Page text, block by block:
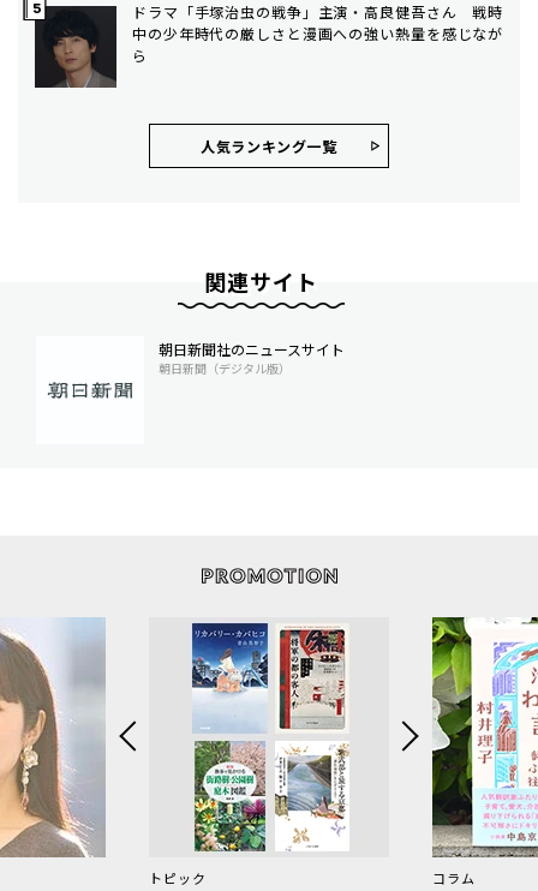
ドラマ「手塚治虫の戦争」主演・高良健吾さん 戦時
中の少年時代の厳しさと漫画への強い熱量を感じなが
ら
人気ランキング⼀覧
関連サイト
朝日新聞社のニュースサイト
朝日新聞（デジタル版）
トピック コラム